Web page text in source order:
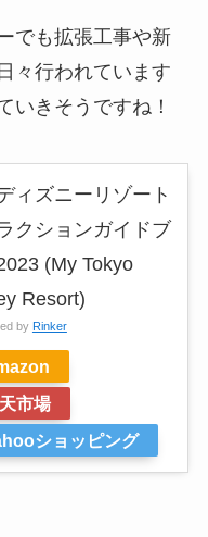
でも拡張工事や新
々行われています
いきそうですね！
ィズニーリゾート
クションガイドブ
(My Tokyo
Resort)
by Rinker
市場
ショッピング